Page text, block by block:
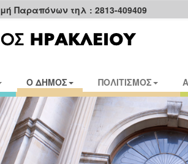
Παραπόνων τηλ : 2813-409409
Ο ΔΗΜΟΣ ΠΟΛΙΤΙΣΜΟΣ